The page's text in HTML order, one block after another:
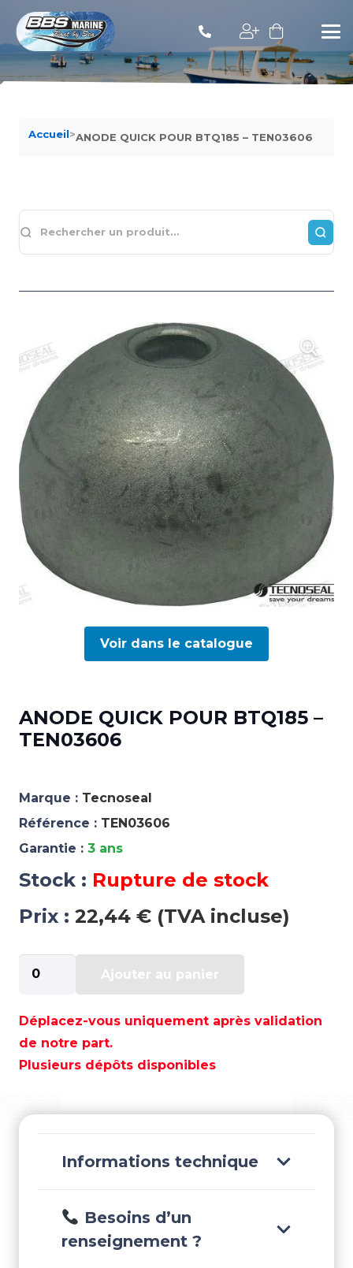
Accueil>ANODE QUICK POUR BTQ185 – TEN03606
Voir dans le catalogue
ANODE QUICK POUR BTQ185 –
TEN03606
Marque : Tecnoseal
Référence : TEN03606
Garantie : 3 ans
Stock : Rupture de stock
Prix : 22,44 € (TVA incluse)
de
QUICK
POUR
BTQ185
Ajouter au panier
Déplacez-vous uniquement après validation
de notre part.
Plusieurs dépôts disponibles
Informations technique
Besoins d’un
renseignement ?